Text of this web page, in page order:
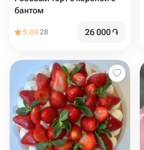
бантом
5.0028 26 000֏